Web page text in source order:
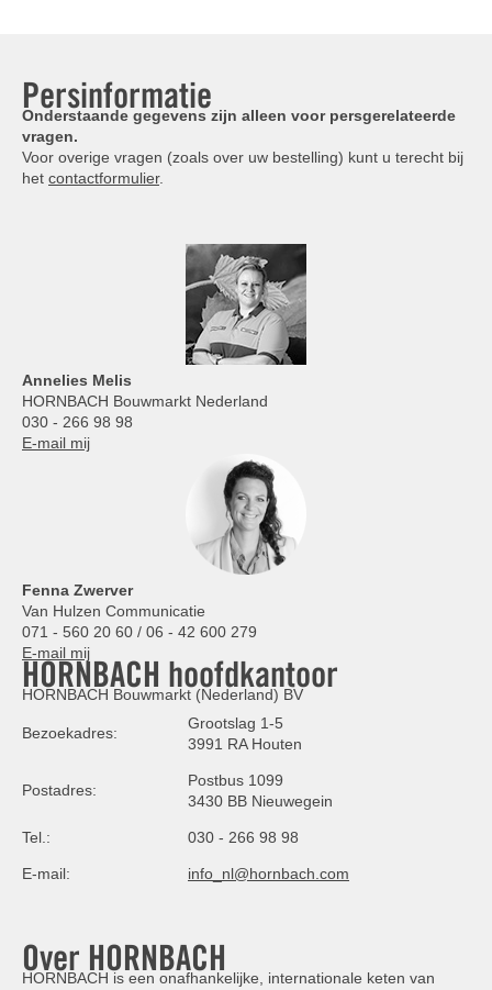
Persinformatie
Onderstaande gegevens zijn alleen voor persgerelateerde
vragen.
Voor overige vragen (zoals over uw bestelling) kunt u terecht bij
het contactformulier.
Annelies Melis
HORNBACH Bouwmarkt Nederland
030 - 266 98 98
E-mail mij
Fenna Zwerver
Van Hulzen Communicatie
071 - 560 20 60 / 06 - 42 600 279
E-mail mij
HORNBACH hoofdkantoor
HORNBACH Bouwmarkt (Nederland) BV
Bezoekadres:
Grootslag 1-5
3991 RA Houten
Postadres:
Postbus 1099
3430 BB Nieuwegein
Tel.: 030 - 266 98 98
E-mail: info_nl@hornbach.com
Over HORNBACH
HORNBACH is een onafhankelijke, internationale keten van